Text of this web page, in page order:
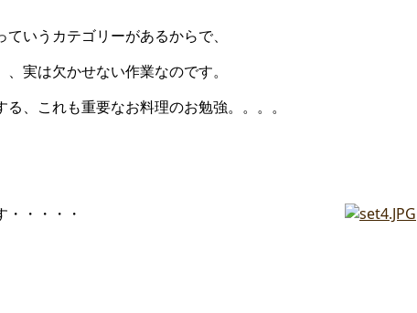
いうカテゴリーがあるからで、
実は欠かせない作業なのです。
、これも重要なお料理のお勉強。。。。
・・・・